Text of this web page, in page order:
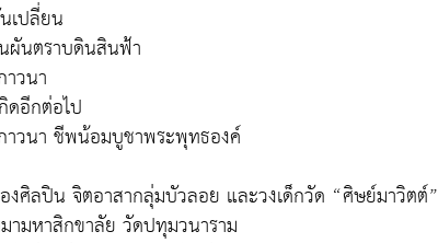
เปลี่ยน
ผันตราบดินสินฟ้า
วนา
ดอีกต่อไป
าวนา ชีพน้อมบูชาพระพุทธองค์
งศิลปิน จิตอาสากลุ่มบัวลอย และวงเด็กวัด “ศิษย์มาวิตต์”
ามหาสิกขาลัย วัดปทุมวนาราม